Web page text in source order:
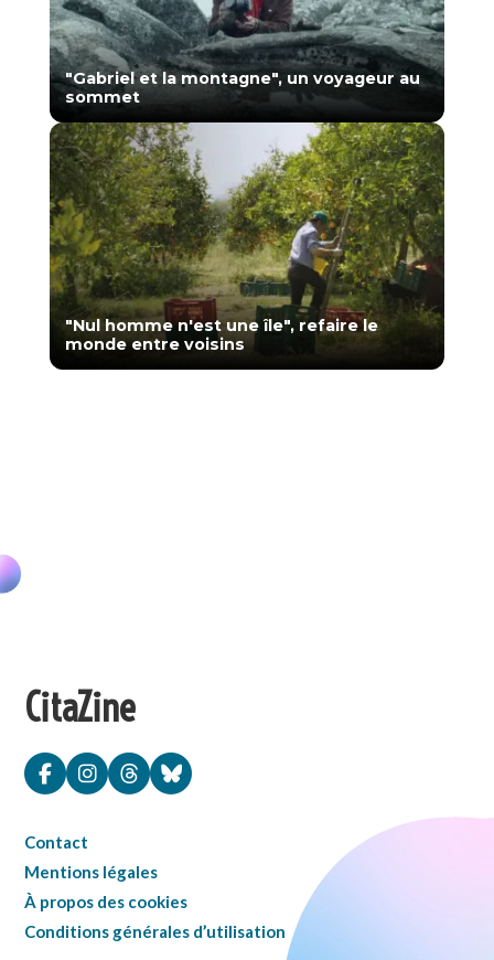
"Gabriel et la montagne", un voyageur au
sommet
"Nul homme n'est une île", refaire le
monde entre voisins
CitaZine
Contact
Mentions légales
À propos des cookies
Conditions générales d’utilisation